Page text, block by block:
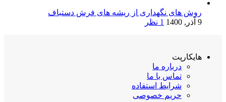
روش های نگهداری از ریشه های فرش دستباف
9 آذر, 1400
1 نظر
هایکارپت
درباره ما
تماس با ما
شرایط استفاده
حریم خصوصی